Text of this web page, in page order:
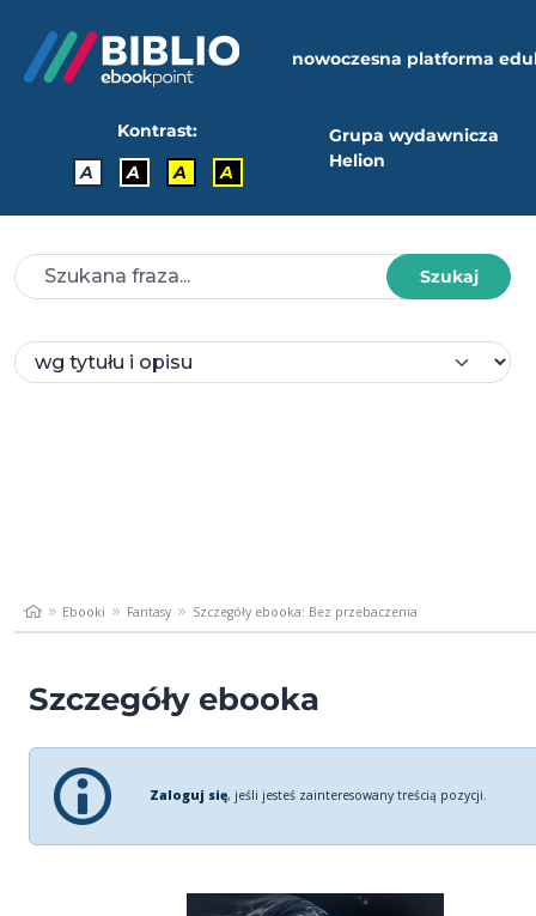
nowoczesna platforma
Kontrast:
A
A A A
Grupa wydawnicza
Helion
Szukaj
Ebooki Fantasy Szczegóły ebooka: Bez przebaczenia
Szczegóły ebooka
Zaloguj się, jeśli jesteś zainteresowany treścią pozycji.